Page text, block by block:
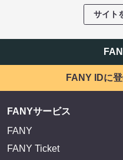
サイト
FANY IDに
FANYサービス
FANY
FANY Ticket